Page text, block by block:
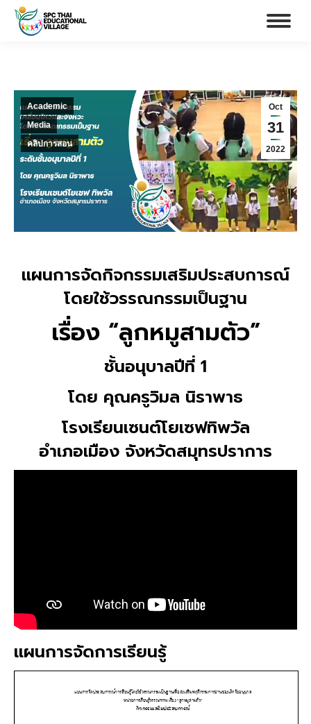
Oct
31
2022
Academic
Media
คลิปการสอน
แผนการจัดกิจกรรมเสริมประสบการณ์
โดยใช้วรรณกรรมเป็นฐาน
เรื่อง “ลูกหมูสามตัว”
ชั้นอนุบาลปีที่ 1
โดย คุณครูวิมล นิราพาธ
โรงเรียนเซนต์โยเซฟทิพวัล
อำเภอเมือง จังหวัดสมุทรปราการ
แผนการจัดการเรียนรู้